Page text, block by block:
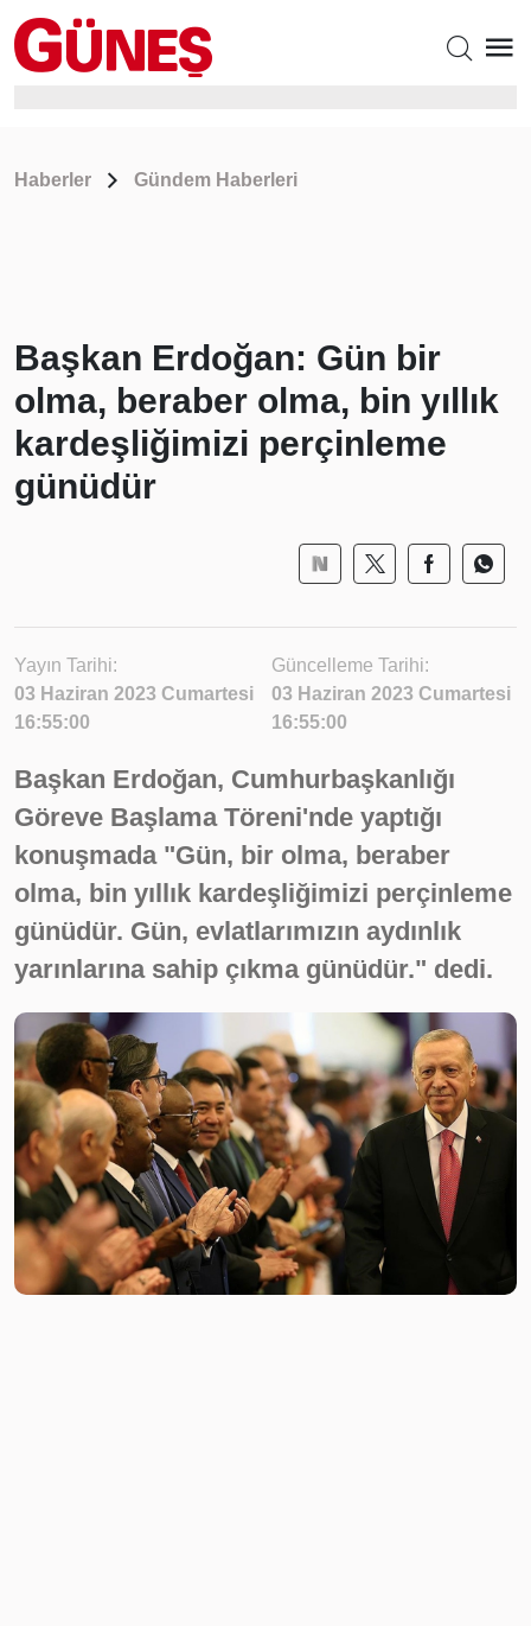
Haberler Gündem Haberleri
Başkan Erdoğan: Gün bir
olma, beraber olma, bin yıllık
kardeşliğimizi perçinleme
günüdür
Yayın Tarihi:
03 Haziran 2023 Cumartesi
16:55:00
Güncelleme Tarihi:
03 Haziran 2023 Cumartesi
16:55:00
Başkan Erdoğan, Cumhurbaşkanlığı
Göreve Başlama Töreni'nde yaptığı
konuşmada "Gün, bir olma, beraber
olma, bin yıllık kardeşliğimizi perçinleme
günüdür. Gün, evlatlarımızın aydınlık
yarınlarına sahip çıkma günüdür." dedi.